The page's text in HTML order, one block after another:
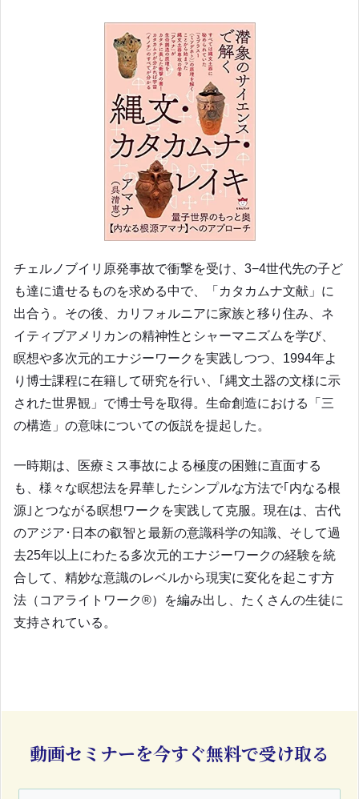
チェルノブイリ原発事故で衝撃を受け、3−4世代先の子ど
も達に遺せるものを求める中で、「カタカムナ文献」に
出合う。 その後、カリフォルニアに家族と移り住み、ネ
イティブアメリカンの精神性とシャーマニズムを学び、
瞑想や多次元的エナジーワークを実践しつつ、1994年よ
り博士課程に在籍して研究を行い、｢縄文土器の文様に示
された世界観」で博士号を取得。生命創造における「三
の構造」の意味についての仮説を提起した。
一時期は、医療ミス事故による極度の困難に直面する
も、様々な瞑想法を昇華したシンプルな方法で｢内なる根
源｣とつながる瞑想ワークを実践して克服。現在は、古代
のアジア･日本の叡智と最新の意識科学の知識、そして過
去25年以上にわたる多次元的エナジーワークの経験を統
合して、精妙な意識のレベルから現実に変化を起こす方
法（コアライトワーク®）を編み出し、たくさんの生徒に
支持されている。
動画セミナーを今すぐ無料で受け取る